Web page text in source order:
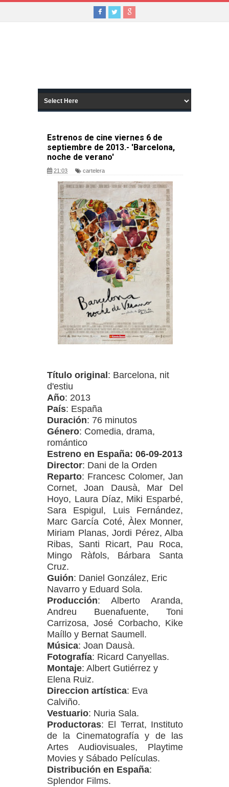
Estrenos de cine viernes 6 de
septiembre de 2013.- 'Barcelona,
noche de verano'
21:03 cartelera
Título original : Barcelona, nit
d'estiu
Año: 2013
País: España
Duración: 76 minutos
Género: Comedia, drama,
romántico
Estreno en España: 06-09-2013
Director: Dani de la Orden
Reparto: Francesc Colomer, Jan
Cornet, Joan Dausà, Mar Del
Hoyo, Laura Díaz, Miki Esparbé,
Sara Espigul, Luis Fernández,
Marc García Coté, Àlex Monner,
Miriam Planas, Jordi Pérez, Alba
Ribas, Santi Ricart, Pau Roca,
Mingo Ràfols, Bárbara Santa
Cruz.
Guión: Daniel González, Eric
Navarro y Eduard Sola.
Producción: Alberto Aranda,
Andreu Buenafuente, Toni
Carrizosa, José Corbacho, Kike
Maíllo y Bernat Saumell.
Música: Joan Dausà.
Fotografía: Ricard Canyellas.
Montaje: Albert Gutiérrez y
Elena Ruiz.
Direccion artística: Eva
Calviño.
Vestuario: Nuria Sala.
Productoras: El Terrat, Instituto
de la Cinematografía y de las
Artes Audiovisuales, Playtime
Movies y Sábado Películas.
Distribución en España:
Splendor Films.